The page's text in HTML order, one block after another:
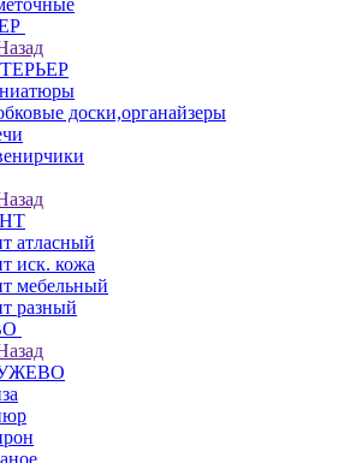
доски,органайзеры
атласный
иск. кожа
мебельный
разный